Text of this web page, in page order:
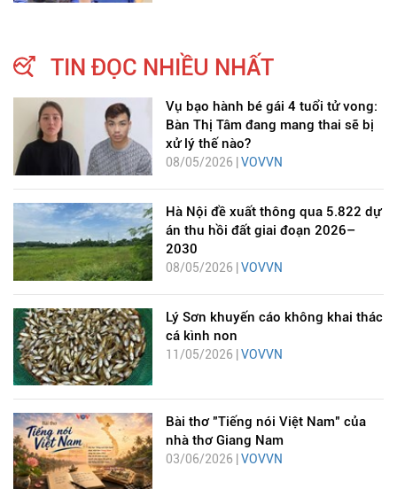
TIN ĐỌC NHIỀU NHẤT
Vụ bạo hành bé gái 4 tuổi tử vong:
Bàn Thị Tâm đang mang thai sẽ bị
xử lý thế nào?
08/05/2026 | VOVVN
Hà Nội đề xuất thông qua 5.822 dự
án thu hồi đất giai đoạn 2026–
2030
08/05/2026 | VOVVN
Lý Sơn khuyến cáo không khai thác
cá kình non
11/05/2026 | VOVVN
Bài thơ "Tiếng nói Việt Nam" của
nhà thơ Giang Nam
03/06/2026 | VOVVN